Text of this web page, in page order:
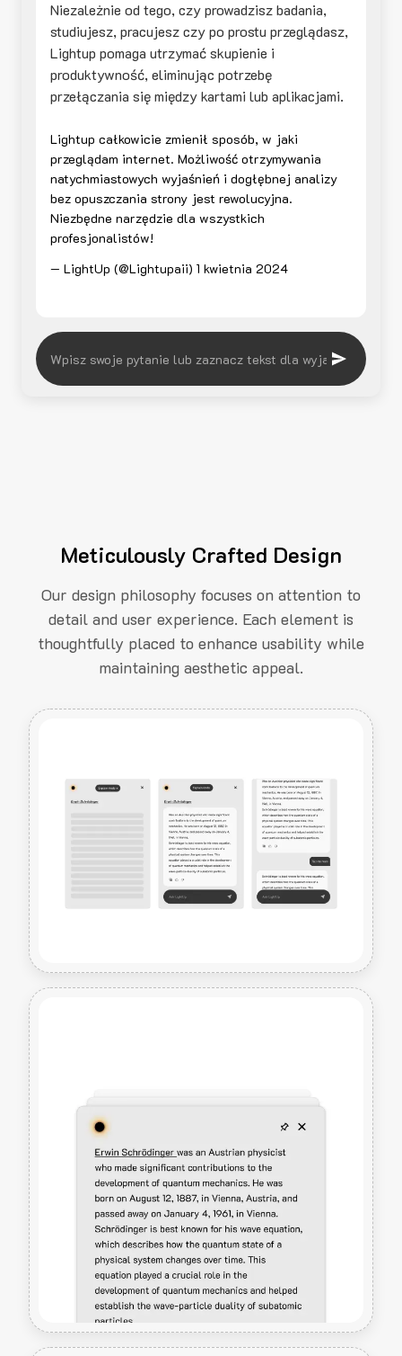
Niezależnie od tego, czy prowadzisz badania,
studiujesz, pracujesz czy po prostu przeglądasz,
Lightup pomaga utrzymać skupienie i
produktywność, eliminując potrzebę
przełączania się między kartami lub aplikacjami.
Lightup całkowicie zmienił sposób, w jaki
przeglądam internet. Możliwość otrzymywania
natychmiastowych wyjaśnień i dogłębnej analizy
bez opuszczania strony jest rewolucyjna.
Niezbędne narzędzie dla wszystkich
profesjonalistów!
— LightUp (@Lightupaii) 1 kwietnia 2024
Meticulously Crafted Design
Our design philosophy focuses on attention to
detail and user experience. Each element is
thoughtfully placed to enhance usability while
maintaining aesthetic appeal.